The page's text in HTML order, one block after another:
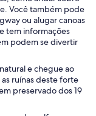
e
e
m
u
m
n
o
v
Você também pode
ou alugar canoas
tem informações
podem se divertir
e chegue ao
ruínas deste forte
preservado dos 19